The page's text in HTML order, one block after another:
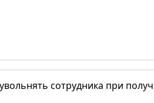
сотрудника при